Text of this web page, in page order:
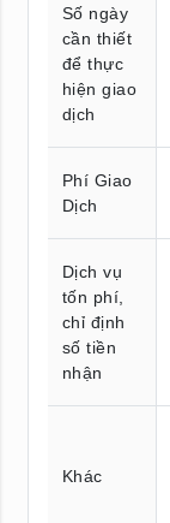
Số ngày
cần thiết
để thực
hiện giao
dịch
Phí Giao
Dịch
Dịch vụ
tốn phí,
chỉ định
số tiền
nhận
Khác